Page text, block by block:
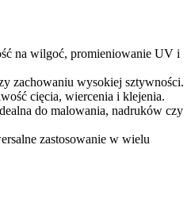
na wilgoć, promieniowanie UV i
zachowaniu wysokiej sztywności.
cięcia, wiercenia i klejenia.
do malowania, nadruków czy
zastosowanie w wielu